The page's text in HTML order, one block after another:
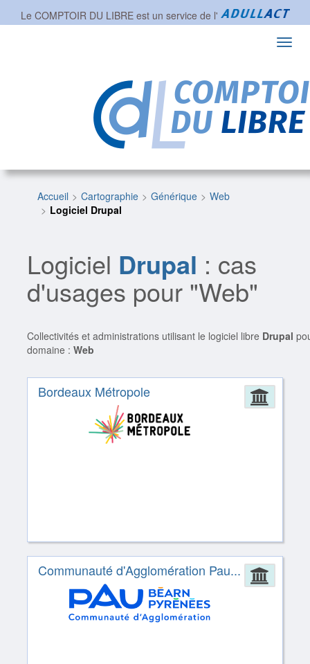
Le COMPTOIR DU LIBRE est un service de l'
Accueil Cartographie Générique
Web
Logiciel Drupal
Logiciel Drupal : cas
d'usages pour "Web"
Collectivités et administrations utilisant le logiciel libre Drupal
domaine :Web
Bordeaux Métropole
Communauté d'Agglomération Pau...